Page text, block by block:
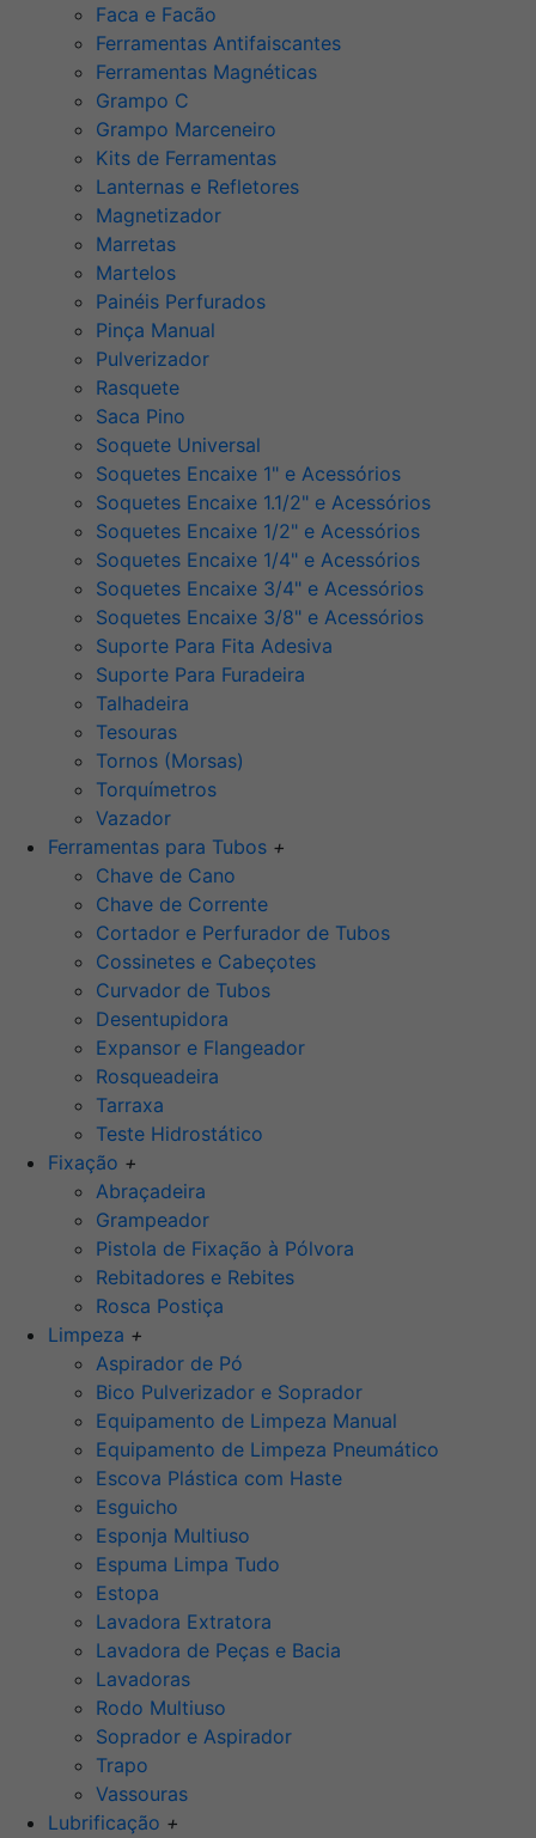
Faca e Facão
Ferramentas Antifaiscantes
Ferramentas Magnéticas
Grampo C
Grampo Marceneiro
Kits de Ferramentas
Lanternas e Refletores
Magnetizador
Marretas
Martelos
Painéis Perfurados
Pinça Manual
Pulverizador
Rasquete
Saca Pino
Soquete Universal
Soquetes Encaixe 1" e Acessórios
Soquetes Encaixe 1.1/2" e Acessórios
Soquetes Encaixe 1/2" e Acessórios
Soquetes Encaixe 1/4" e Acessórios
Soquetes Encaixe 3/4" e Acessórios
Soquetes Encaixe 3/8" e Acessórios
Suporte Para Fita Adesiva
Suporte Para Furadeira
Talhadeira
Tesouras
Tornos (Morsas)
Torquímetros
Vazador
Ferramentas para Tubos +
Chave de Cano
Chave de Corrente
Cortador e Perfurador de Tubos
Cossinetes e Cabeçotes
Curvador de Tubos
Desentupidora
Expansor e Flangeador
Rosqueadeira
Tarraxa
Teste Hidrostático
Fixação +
Abraçadeira
Grampeador
Pistola de Fixação à Pólvora
Rebitadores e Rebites
Rosca Postiça
Limpeza +
Aspirador de Pó
Bico Pulverizador e Soprador
Equipamento de Limpeza Manual
Equipamento de Limpeza Pneumático
Escova Plástica com Haste
Esguicho
Esponja Multiuso
Espuma Limpa Tudo
Estopa
Lavadora Extratora
Lavadora de Peças e Bacia
Lavadoras
Rodo Multiuso
Soprador e Aspirador
Trapo
Vassouras
Lubrificação +